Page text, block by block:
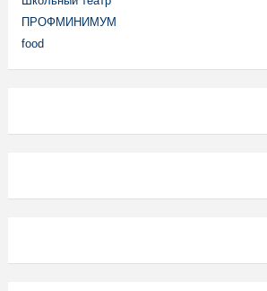
ПРОФМИНИМУМ
food